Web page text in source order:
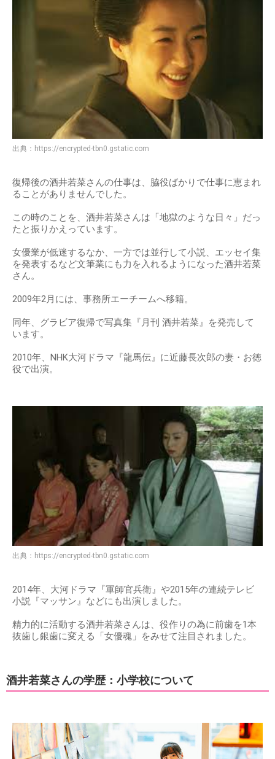
出典： https://encrypted-tbn0.gstatic.com
復帰後の酒井若菜さんの仕事は、脇役ばかりで仕事に恵まれ
ることがありませんでした。
この時のことを、酒井若菜さんは「地獄のような日々」だっ
たと振りかえっています。
女優業が低迷するなか、一方では並行して小説、エッセイ集
を発表するなど文筆業にも力を入れるようになった酒井若菜
さん。
2009年2月には、事務所エーチームへ移籍。
同年、グラビア復帰で写真集『月刊 酒井若菜』を発売して
います。
2010年、NHK大河ドラマ『龍馬伝』に近藤長次郎の妻・お徳
役で出演。
出典： https://encrypted-tbn0.gstatic.com
2014年、大河ドラマ『軍師官兵衛』や2015年の連続テレビ
小説『マッサン』などにも出演しました。
精力的に活動する酒井若菜さんは、役作りの為に前歯を1本
抜歯し銀歯に変える「女優魂」をみせて注目されました。
酒井若菜さんの学歴：小学校について